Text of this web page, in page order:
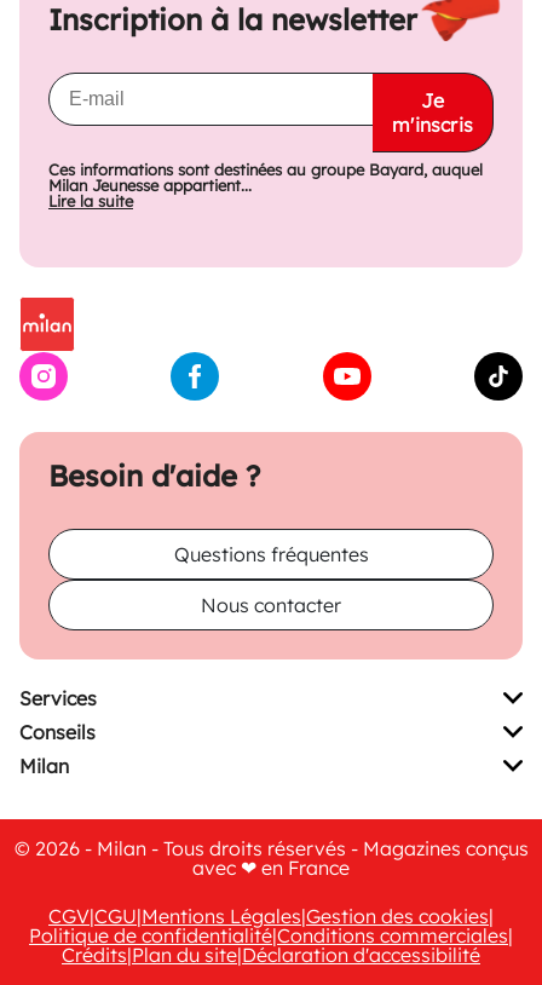
Besoin d'aide ?
Questions fréquentes
Nous contacter
Inscription à la newsletter
Je
m'inscris
Ces informations sont destinées au groupe Bayard, auquel
Milan Jeunesse appartient...
Lire la suite
Services
Conseils
Milan
© 2026 - Milan - Tous droits réservés - Magazines conçus
avec ❤ en France
CGV|CGU|Mentions Légales|Gestion des cookies|
Politique de confidentialité|Conditions commerciales|
Crédits|Plan du site|Déclaration d'accessibilité